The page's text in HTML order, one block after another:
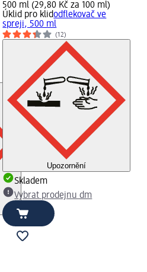
500 ml (29,80 Kč za 100 ml)
Úklid pro klidodflekovač ve
spreji, 500 ml
(12)
Upozornění
Skladem
Vybrat prodejnu dm